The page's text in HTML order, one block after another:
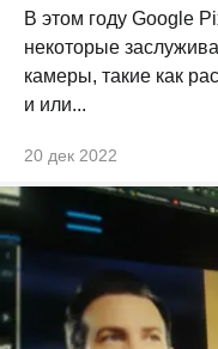
В этом году Google
некоторые
камеры, такие как
и или...
20 дек 2022